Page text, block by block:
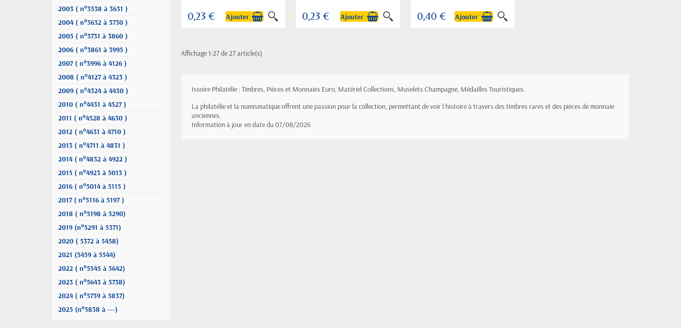
2003 ( n°3538 à 3631 )
2004 ( n°3632 à 3730 )
2005 ( n°3731 à 3860 )
2006 ( n°3861 à 3995 )
2007 ( n°3996 à 4126 )
2008 ( n°4127 à 4323 )
2009 ( n°4324 à 4430 )
2010 ( n°4431 à 4527 )
2011 ( n°4528 à 4630 )
2012 ( n°4631 à 4710 )
2013 ( n°4711 à 4831 )
2014 ( n°4832 à 4922 )
2015 ( n°4923 à 5013 )
2016 ( n°5014 à 5115 )
2017 ( n°5116 à 5197 )
2018 ( n°5198 à 5290)
2019 (n°5291 à 5371)
2020 ( 5372 à 5458)
2021 (5459 à 5544)
2022 ( n°5545 à 5642)
2023 ( n°5643 à 5738)
2024 ( n°5739 à 5837)
2025 (n°5838 à ---)
0,23 € Ajouter 0,23 € Ajouter 0,40 € Ajouter
Affichage 1-27 de 27 article(s)
Issoire Philatélie : Timbres, Pièces et Monnaies Euro, Matériel Collections, Muselets Champagne, Médailles Touristiques.
La philatélie et la numismatique offrent une passion pour la collection, permettant de voir l histoire à travers des timbres rares et des pièces de monnaie
anciennes.
Information à jour en date du 07/08/2026